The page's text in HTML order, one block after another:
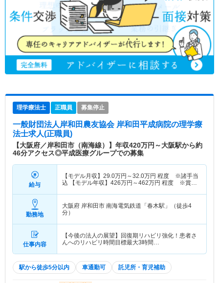
理学療法士 正職員 募集停止
一般財団法人岸和田農友協会 岸和田平成病院の理学療
法士求人(正職員)
【大阪府／岸和田市（南海線）】年収420万円～大阪駅から約
46分アクセス◎平成医療グループでの募集
給与
【モデル月収】 29.0万円～32.0万円 程度 ※諸手当
込 【モデル年収】 426万円～462万円 程度 ※賞与
勤務地
大阪府 岸和田市 南海電気鉄道「春木駅」（徒歩4
分）
仕事内容
【今後の法人の展望】回復期リハビリ強化！患者さ
んへのリハビリ時間目標最大3時間…
駅から徒歩5分以内 車通勤可 託児所・育児補助